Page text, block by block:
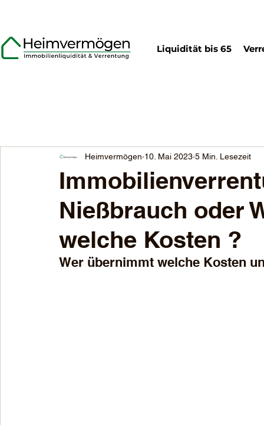
Liquidität bis 65
Nießbrauch oder
welche Kosten ?
Heimvermögen 10. Mai 2023 5 Min. Lesezeit
Wer übernimmt welche Kosten